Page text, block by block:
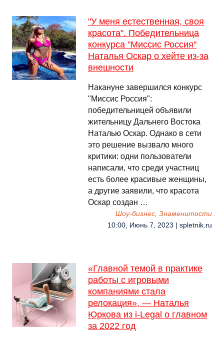
"У меня естественная, своя
красота". Победительница
конкурса "Миссис Россия"
Наталья Оскар о хейте из-за
внешности
Накануне завершился конкурс
"Миссис Россия":
победительницей объявили
жительницу Дальнего Востока
Наталью Оскар. Однако в сети
это решение вызвало много
критики: одни пользователи
написали, что среди участниц
есть более красивые женщины,
а другие заявили, что красота
Оскар создан …
Шоу-бизнес, Знаменитости
10:00, Июнь 7, 2023 | spletnik.ru
«Главной темой в практике
работы с игровыми
компаниями стала
релокация», — Наталья
Юркова из i-Legal о главном
за 2022 год